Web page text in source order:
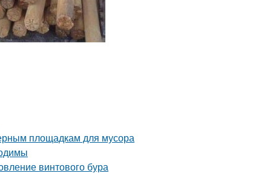
площадкам для мусора
винтового бура